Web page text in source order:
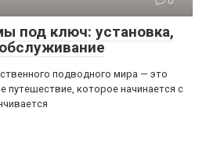
под ключ: установка,
подводного мира — это
путешествие, которое начинается с